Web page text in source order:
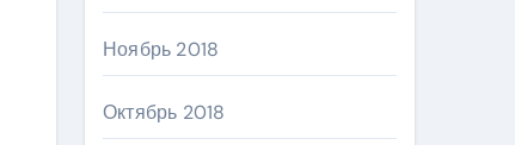
Ноябрь 2018
Октябрь 2018